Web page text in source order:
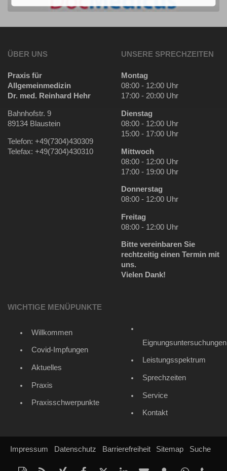
ÜBER UNS
Praxis für
Allgemeinmedizin
Dr. med. Reinhard Hehr
Bahnhofstr. 9
89134 Blaustein
Telefon: +49(7304)430309
Telefax: +49(7304)430310
UNSERE SPRECHZEITEN
Montag
08:00 - 12:00 Uhr
17:00 - 20:00 Uhr
Dienstag
08:00 - 12:00 Uhr
15:00 - 17:00 Uhr
Mittwoch
08:00 - 12:00 Uhr
17:00 - 19:00 Uhr
Donnerstag
08:00 - 12:00 Uhr
Freitag
08:00 - 12:00 Uhr
Bitte vereinbaren Sie
rechtzeitig einen Termin mit
uns.
Vielen Dank!
WICHTIGE MENÜPUNKTE
Willkommen
Covid-Impfungen
Aktuelles
Praxis
Praxisschwerpunkte
Eignungsuntersuchungen
Leistungsspektrum
Sprechzeiten
Service
Kontakt
Impressum Datenschutz Barrierefreiheit Sitemap Suche
Diese RSS- Auf Auf Auf Per vCard Auf